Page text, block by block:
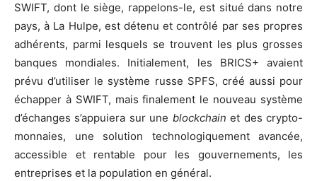
SWIFT, dont le siège, rappelons-le, est situé dans notre
pays, à La Hulpe, est détenu et contrôlé par ses propres
adhérents, parmi lesquels se trouvent les plus grosses
banques mondiales. Initialement, les BRICS+ avaient
prévu d’utiliser le système russe SPFS, créé aussi pour
échapper à SWIFT, mais finalement le nouveau système
d’échanges s’appuiera sur une blockchain et des crypto-
monnaies, une solution technologiquement avancée,
accessible et rentable pour les gouvernements, les
entreprises et la population en général.